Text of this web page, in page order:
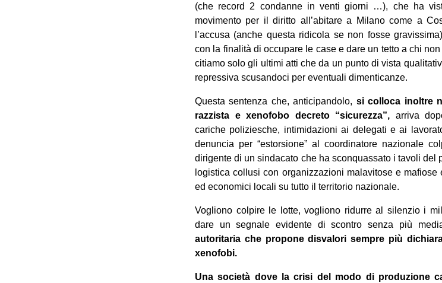
(che record 2 condanne in venti giorni …), che ha
movimento per il diritto all’abitare a Milano come a
l’accusa (anche questa ridicola se non fosse
con la finalità di occupare le case e dare un tetto a chi
citiamo solo gli ultimi atti che da un punto di vista
repressiva scusandoci per eventuali dimenticanze.
Questa sentenza che, anticipandolo, si colloca inoltre
razzista e xenofobo decreto “sicurezza”, arriva
cariche poliziesche, intimidazioni ai delegati e ai
denuncia per “estorsione” al coordinatore nazionale
dirigente di un sindacato che ha sconquassato i tavoli del
logistica collusi con organizzazioni malavitose e
ed economici locali su tutto il territorio nazionale.
Vogliono colpire le lotte, vogliono ridurre al silenzio i
dare un segnale evidente di scontro senza più
autoritaria che propone disvalori sempre più
xenofobi.
Una società dove la crisi del modo di produzione